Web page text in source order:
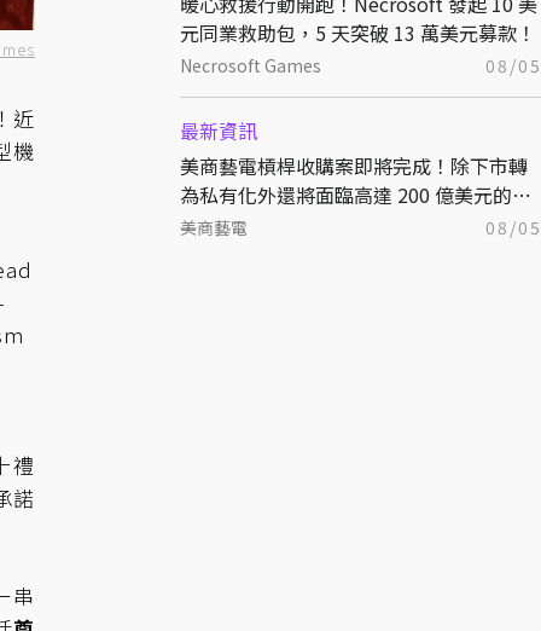
元同業救助包，5 天突破 13 萬美元募款！
Necrosoft Games 08/05
最新資訊
美商藝電槓桿收購案即將完成！除下市轉
為私有化外還將面臨高達 200 億美元的債
務！
美商藝電 08/05
近
機
禮
諾
串